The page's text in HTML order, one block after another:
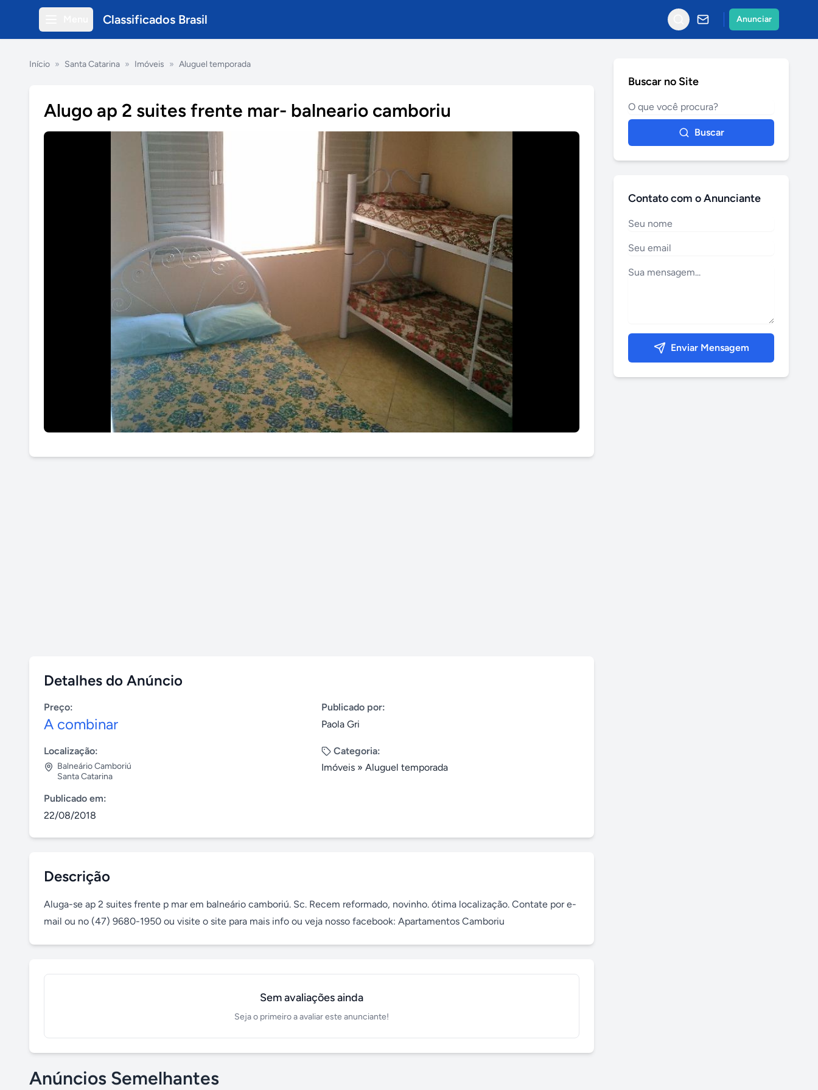
Classificados Brasil Anunciar
Início » Santa Catarina » Imóveis » Aluguel temporada
Alugo ap 2 suites frente mar- balneario camboriu
Detalhes do Anúncio
Preço:
A combinar
Publicado por:
Paola Gri
Localização:
Balneário Camboriú
Santa Catarina
Categoria:
Imóveis » Aluguel temporada
Publicado em:
22/08/2018
Descrição
Aluga-se ap 2 suites frente p mar em balneário camboriú. Sc. Recem reformado, novinho. ótima localização. Contate por e-
mail ou no (47) 9680-1950 ou visite o site para mais info ou veja nosso facebook: Apartamentos Camboriu
Sem avaliações ainda
Seja o primeiro a avaliar este anunciante!
Anúncios Semelhantes
Buscar no Site
Buscar
Contato com o Anunciante
Enviar Mensagem